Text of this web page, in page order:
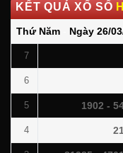
KẾT QUẢ XỔ SỐ
Thứ Năm Ngày 26/
7
6
5 1902 -
4